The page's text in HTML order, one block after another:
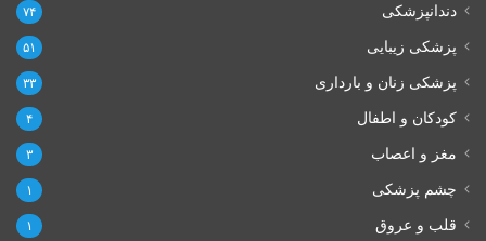
دندانپزشکی ۷۴
پزشکی زیبایی ۵۱
پزشکی زنان و بارداری ۳۳
کودکان و اطفال ۴
مغز و اعصاب ۳
چشم پزشکی ۱
قلب و عروق ۱